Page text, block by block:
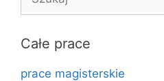
Całe prace
prace magisterskie